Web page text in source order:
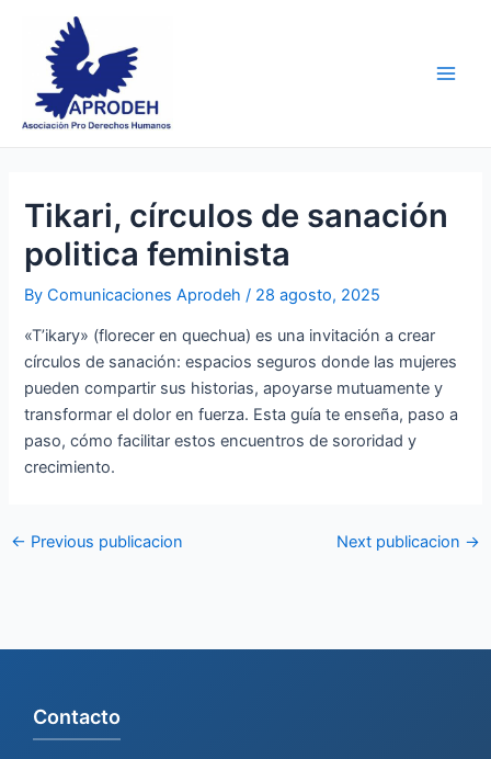
content
Tikari, círculos de sanación
politica feminista
ByComunicaciones Aprodeh/ 28 agosto, 2025
«T’ikary» (florecer en quechua) es una invitación a crear
círculos de sanación: espacios seguros donde las mujeres
pueden compartir sus historias, apoyarse mutuamente y
transformar el dolor en fuerza. Esta guía te enseña, paso a
paso, cómo facilitar estos encuentros de sororidad y
crecimiento.
navigation
← Previous publicacion Next publicacion →
Contacto